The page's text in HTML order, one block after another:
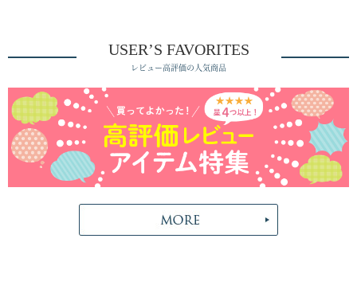
USER’S FAVORITES
レビュー高評価の人気商品